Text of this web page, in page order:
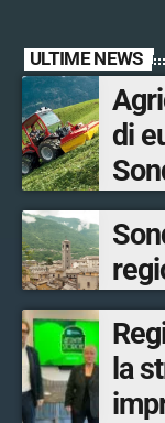
ULTIME NEWS
di
la